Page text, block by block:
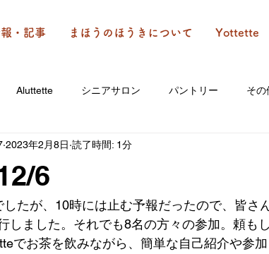
・記事 まほうのほうきについて Yottette
Aluttette シニアサロン パントリー その
6
2023年2月8日 読了時間: 1分
たが、10時には止む予報だったので、皆さ
しました。それでも8名の方々の参加。頼も
でお茶を飲みながら、簡単な自己紹介や参